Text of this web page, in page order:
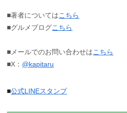
■著者についてはこちら
■グルメブログこちら
■メールでのお問い合わせはこちら
■X： @kapitaru
■公式LINEスタンプ